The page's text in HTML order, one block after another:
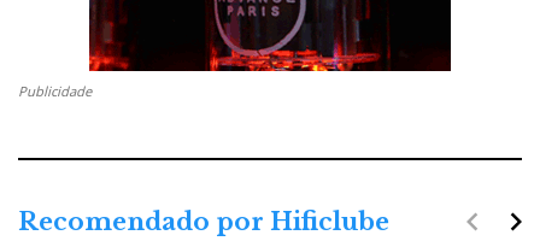
Publicidade
Recomendado por Hificlube navigate_next
navigate_before